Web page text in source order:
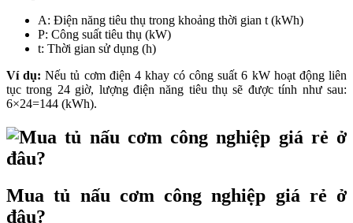
A: Điện năng tiêu thụ trong khoảng thời gian t (kWh)
P: Công suất tiêu thụ (kW)
t: Thời gian sử dụng (h)
Ví dụ: Nếu tủ cơm điện 4 khay có công suất 6 kW hoạt động liên
tục trong 24 giờ, lượng điện năng tiêu thụ sẽ được tính như sau:
6×24=144 (kWh).
Mua tủ nấu cơm công nghiệp giá rẻ ở
đâu?